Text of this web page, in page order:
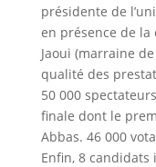
présidente de
en présence de la
Jaoui (marraine
qualité des
50 000
finale dont le
Abbas. 46 000
Enfin, 8